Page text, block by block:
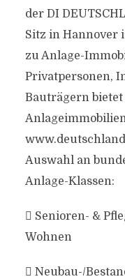
der DI
Sitz in Hannover
zu Anlage-
Privatpersonen,
Bauträgern
Auswahl an
Anlage-Klassen:
 Senioren- &
Wohnen
 Neubau-/